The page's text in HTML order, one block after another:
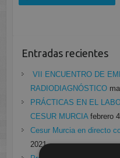
Entradas recientes
VII ENCUENTRO DE
RADIODIAGNÓSTICO
PRÁCTICAS EN EL
CESUR MURCIA febrero
Cesur Murcia en directo
2021